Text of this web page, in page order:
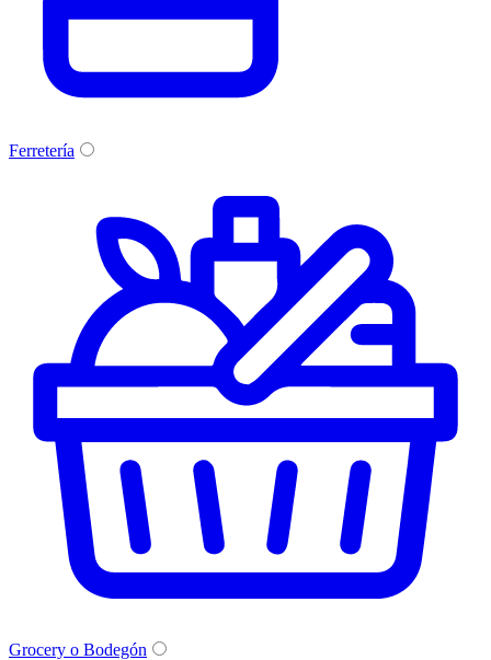
Ferretería
Grocery o Bodegón